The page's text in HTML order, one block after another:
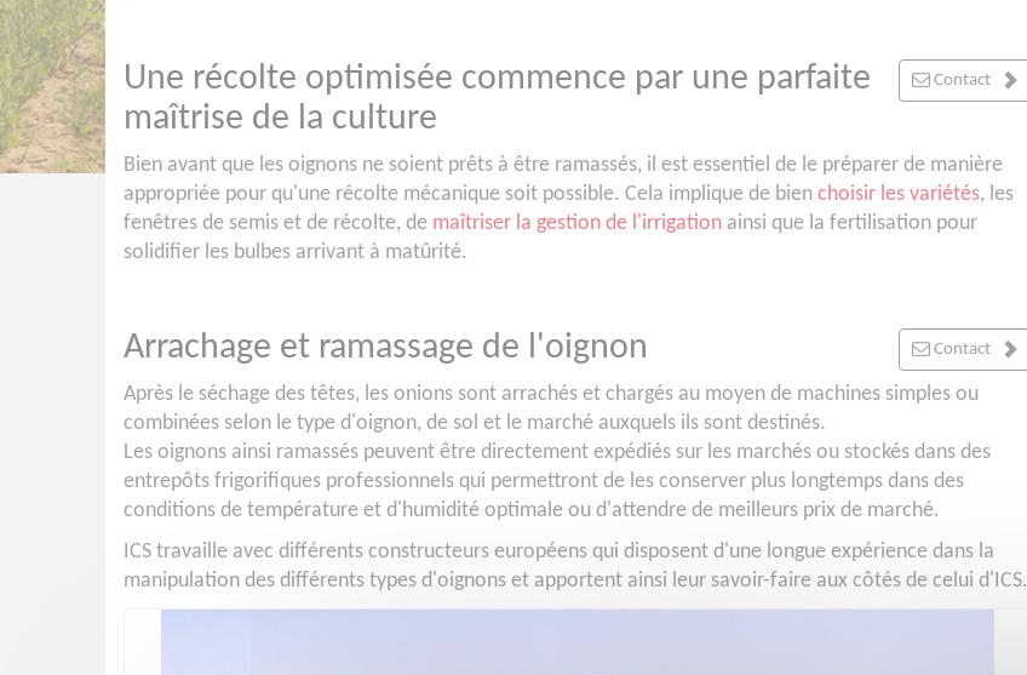
Contact
Une récolte optimisée commence par une parfaite
maîtrise de la culture
Bien avant que les oignons ne soient prêts à être ramassés, il est essentiel de le préparer de manière
appropriée pour qu'une récolte mécanique soit possible. Cela implique de bien choisir les variétés, les
fenêtres de semis et de récolte, de maîtriser la gestion de l'irrigation ainsi que la fertilisation pour
solidifier les bulbes arrivant à matûrité.
Contact
Arrachage et ramassage de l'oignon
Après le séchage des têtes, les onions sont arrachés et chargés au moyen de machines simples ou
combinées selon le type d'oignon, de sol et le marché auxquels ils sont destinés.
Les oignons ainsi ramassés peuvent être directement expédiés sur les marchés ou stockés dans des
entrepôts frigorifiques professionnels qui permettront de les conserver plus longtemps dans des
conditions de température et d'humidité optimale ou d'attendre de meilleurs prix de marché.
ICS travaille avec différents constructeurs européens qui disposent d'une longue expérience dans la
manipulation des différents types d'oignons et apportent ainsi leur savoir-faire aux côtés de celui d'ICS.